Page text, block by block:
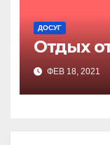
ДОСУГ
Отдых
ФЕВ 18, 2021